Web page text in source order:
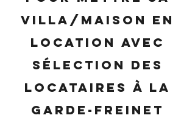
villa/maison en
location avec
sélection des
locataires à La
Garde-Freinet